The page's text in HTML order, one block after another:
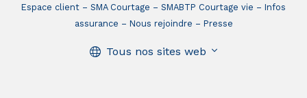
Espace client SMA Courtage SMABTP Courtage vie
Infos
assurance
Nous rejoindre Presse
Tous nos sites web